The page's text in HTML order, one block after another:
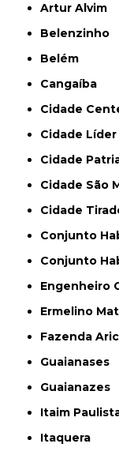
Artur Alvim
Belenzinho
Belém
Cangaíba
Cidade
Cidade Líder
Cidade
Cidade São
Cidade
Conjunto
Conjunto
Engenheiro
Ermelino
Fazenda
Guaianases
Guaianazes
Itaim
Itaquera